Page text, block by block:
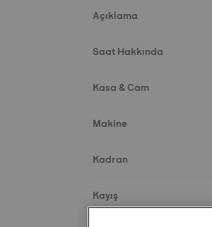
Açıklama
Saat Hakkında
Kasa & Cam
Makine
Kadran
Kayış